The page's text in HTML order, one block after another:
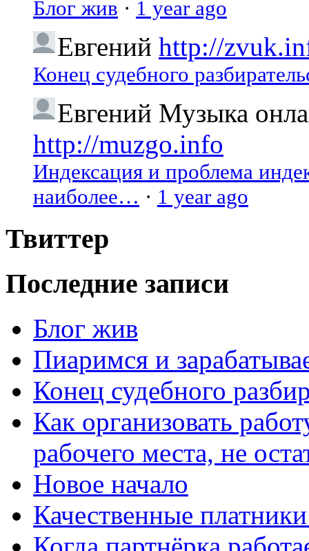
Блог жив · 1 year ago
Евгений http://
Конец судебного
Евгений Музыка
http://muzgo.info
Индексация и проблема
наиболее… · 1 year ago
Твиттер
Последние записи
Блог жив
Пиаримся и
Конец судебного
Как организовать
рабочего места, не
Новое начало
Качественные